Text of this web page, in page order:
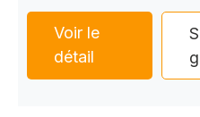
Voir le
détail